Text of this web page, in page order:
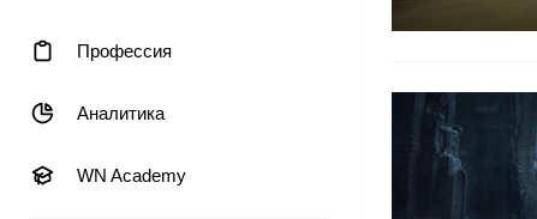
Профессия
Аналитика
WN Academy